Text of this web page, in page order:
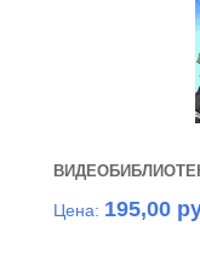
Цена: 195,00